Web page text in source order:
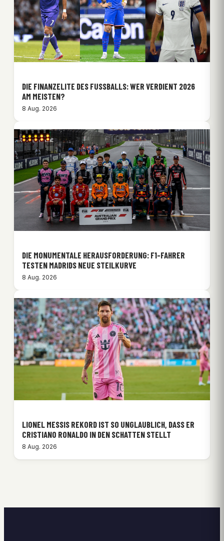
DIE FINANZELITE DES FUSSBALLS: WER VERDIENT 2026 A
M MEISTEN?
8 Aug. 2026
DIE MONUMENTALE HERAUSFORDERUNG: F1-FAHRER
TESTEN MADRIDS NEUE STEILKURVE
8 Aug. 2026
LIONEL MESSIS REKORD IST SO UNGLAUBLICH, DASS ER
CRISTIANO RONALDO IN DEN SCHATTEN STELLT
8 Aug. 2026